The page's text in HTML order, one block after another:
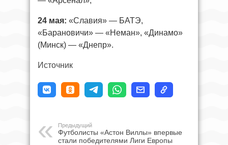
24 мая: «Славия» — БАТЭ,
«Барановичи» — «Неман», «Динамо»
(Минск) — «Днепр».
Источник
Предыдущий
Футболисты «Астон Виллы» впервые
стали победителями Лиги Европы